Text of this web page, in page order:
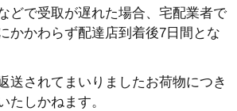
どで受取が遅れた場合、宅配業者で
かかわらず配達店到着後7日間とな
送されてまいりましたお荷物につき
たしかねます。